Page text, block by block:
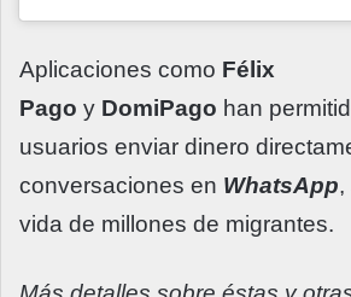
Aplicaciones como Félix
Pago y DomiPago han
usuarios enviar dinero
conversaciones en WhatsApp,
vida de millones de migrantes.